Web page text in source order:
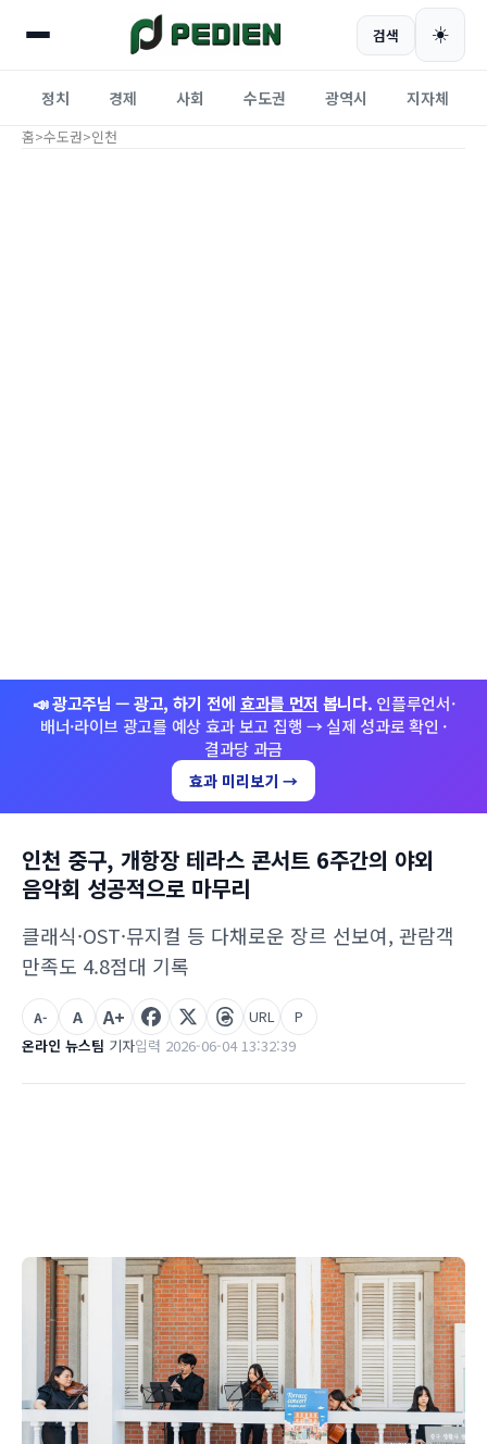
검색 ☀️
정치 경제 사회 수도권 광역시 지자체
홈>수도권>인천
📣 광고주님 — 광고, 하기 전에 효과를 먼저 봅니다. 인플루언서·
배너·라이브 광고를 예상 효과 보고 집행 → 실제 성과로 확인 ·
결과당 과금
효과 미리보기 →
인천 중구, 개항장 테라스 콘서트 6주간의 야외
음악회 성공적으로 마무리
클래식·OST·뮤지컬 등 다채로운 장르 선보여, 관람객
만족도 4.8점대 기록
온라인 뉴스팀 기자입력 2026-06-04 13:32:39
A- A A+ URL P